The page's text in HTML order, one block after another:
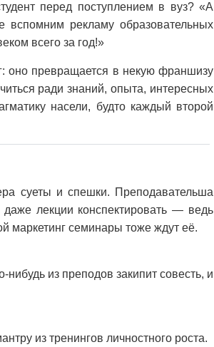
перед поступлением в вуз? «А
вспомним рекламу образовательных
всего за год!»
оно превращается в некую франшизу
ради знаний, опыта, интересных
насели, будто каждый второй
суеты и спешки. Преподавательша
лекции конспектировать — ведь
маркетинг семинары тоже ждут её.
из преподов закипит совесть, и
из тренингов личностного роста.